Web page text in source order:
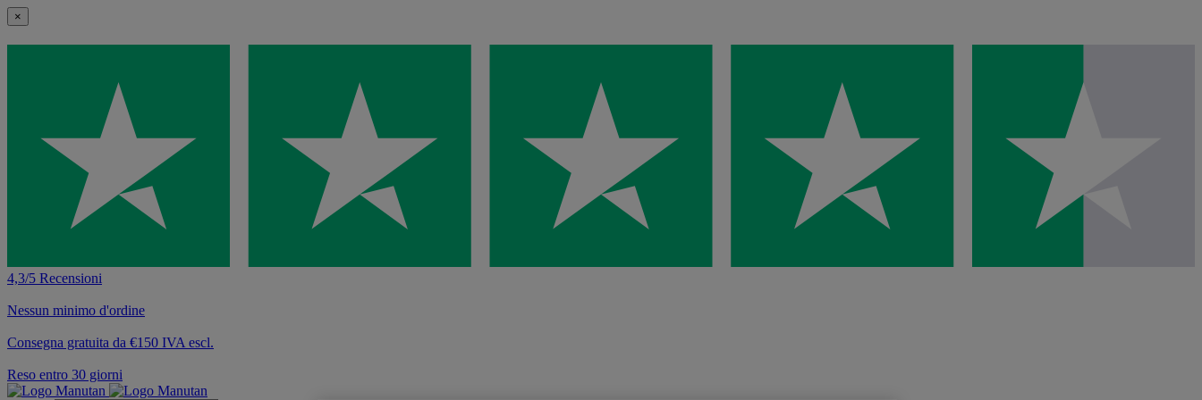
×
4,3/5 Recensioni
Nessun minimo d'ordine
Consegna gratuita da €150 IVA escl.
Reso entro 30 giorni